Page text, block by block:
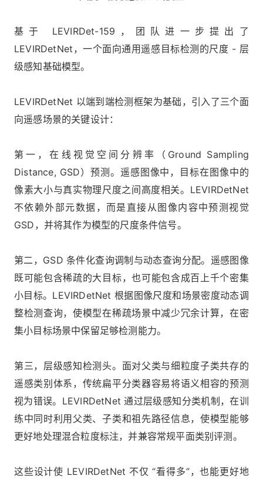
基于 LEVIRDet-159，团队进一步提出了
LEVIRDetNet，一个面向通用遥感目标检测的尺度 - 层
级感知基础模型。
LEVIRDetNet 以端到端检测框架为基础，引入了三个面
向遥感场景的关键设计：
第一，在线视觉空间分辨率（Ground Sampling
Distance, GSD）预测。遥感图像中，目标在图像中的
像素大小与真实物理尺度之间高度相关。LEVIRDetNet
不依赖外部元数据，而是直接从图像内容中预测视觉
GSD，并将其作为模型的尺度条件信号。
第二，GSD 条件化查询调制与动态查询分配。遥感图像
既可能包含稀疏的大目标，也可能包含成百上千个密集
小目标。LEVIRDetNet 根据图像尺度和场景密度动态调
整检测查询，使模型在稀疏场景中减少冗余计算，在密
集小目标场景中保留足够检测能力。
第三，层级感知检测头。面对父类与细粒度子类共存的
遥感类别体系，传统扁平分类器容易将语义相容的预测
视为错误。LEVIRDetNet 通过层级感知分类机制，在训
练中同时利用父类、子类和祖先路径信息，使模型能够
更好地处理混合粒度标注，并兼容常规平面类别评测。
这些设计使 LEVIRDetNet 不仅 “看得多”，也能更好地